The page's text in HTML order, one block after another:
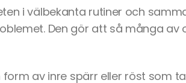
i välbekanta rutiner och
Den gör att så många av
av inre spärr eller röst som